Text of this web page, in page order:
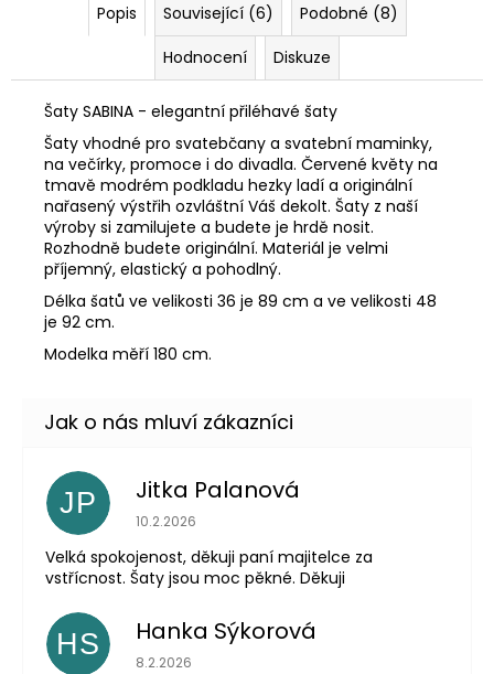
Popis Související (6)
Podobné (8)
Hodnocení
Diskuze
Šaty SABINA - elegantní přiléhavé šaty
Šaty vhodné pro svatebčany a svatební maminky,
na večírky, promoce i do divadla. Červené květy na
tmavě modrém podkladu hezky ladí a originální
nařasený výstřih ozvláštní Váš dekolt. Šaty z naší
výroby si zamilujete a budete je hrdě nosit.
Rozhodně budete originální. Materiál je velmi
příjemný, elastický a pohodlný.
Délka šatů ve velikosti 36 je 89 cm a ve velikosti 48
je 92 cm.
Modelka měří 180 cm.
JP Jitka Palanová
Hodnocení obchodu je 5 z 5 hvězdiček.
10.2.2026
Velká spokojenost, děkuji paní majitelce za
vstřícnost. Šaty jsou moc pěkné. Děkuji
HS Hanka Sýkorová
Hodnocení obchodu je 5 z 5 hvězdiček.
8.2.2026